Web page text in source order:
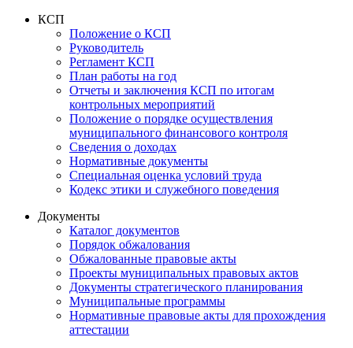
КСП
Положение о КСП
Руководитель
Регламент КСП
План работы на год
Отчеты и заключения КСП по итогам
контрольных мероприятий
Положение о порядке осуществления
муниципального финансового контроля
Сведения о доходах
Нормативные документы
Специальная оценка условий труда
Кодекс этики и служебного поведения
Документы
Каталог документов
Порядок обжалования
Обжалованные правовые акты
Проекты муниципальных правовых актов
Документы стратегического планирования
Муниципальные программы
Нормативные правовые акты для прохождения
аттестации